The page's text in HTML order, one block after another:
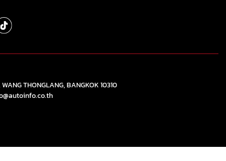
THONGLANG, BANGKOK 10310